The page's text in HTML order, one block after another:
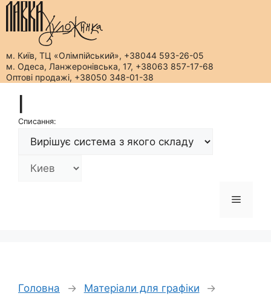
м. Київ, ТЦ «Олімпійський», +38044 593-26-05
м. Одеса, Ланжеронівська, 17, +38063 857-17-68
Оптові продажі, +38050 348-01-38
вмістуСписання:
Меню
Головна → Матеріали для графіки
→